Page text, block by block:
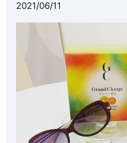
2021/06/11